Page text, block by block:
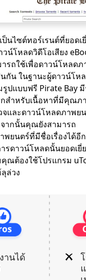
เป็นไซต์ทอร์เรนต์ที่ยอดเ
น์โหลดวิดีโอเสียง
รถใช้เพื่อดาวน์โหลดภ
นกัน ในฐานะผู้ดาวน์โห
ปแบบฟรี Pirate Bay
กสำหรับเนื้อหาที่มีคุณ
จและดาวน์โหลดภาพย
ากนั้นคุณยังสามารถ
พยนตร์ที่มีชื่อเรื่องได้อี
รดาวน์โหลดนั้นยอดเยี่
คุณต้องใช้โปรแกรม
ล่วง
านได้